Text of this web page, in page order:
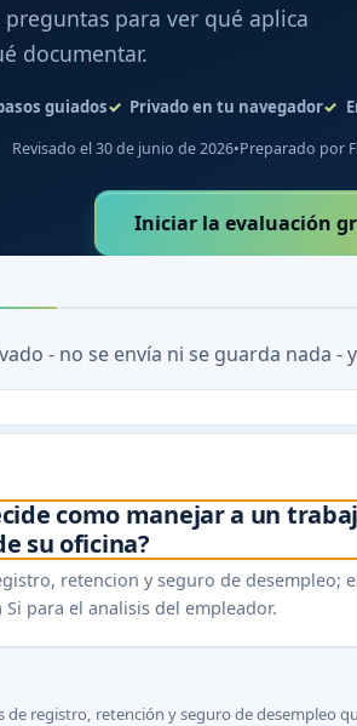
para ver qué aplica
documentar.
guiados Privado en tu navegador
Revisado el 30 de junio de 2026•Preparado por
Iniciar la evaluación
- no se envía ni se guarda nada -
como manejar a un
su oficina?
retencion y seguro de desempleo;
para el analisis del empleador.
de registro, retención y seguro de desempleo